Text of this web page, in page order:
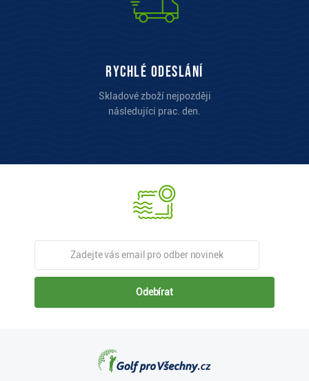
Rychlé odeslání
Skladové zboží nejpozději
následujíci prac. den.
Odebírat